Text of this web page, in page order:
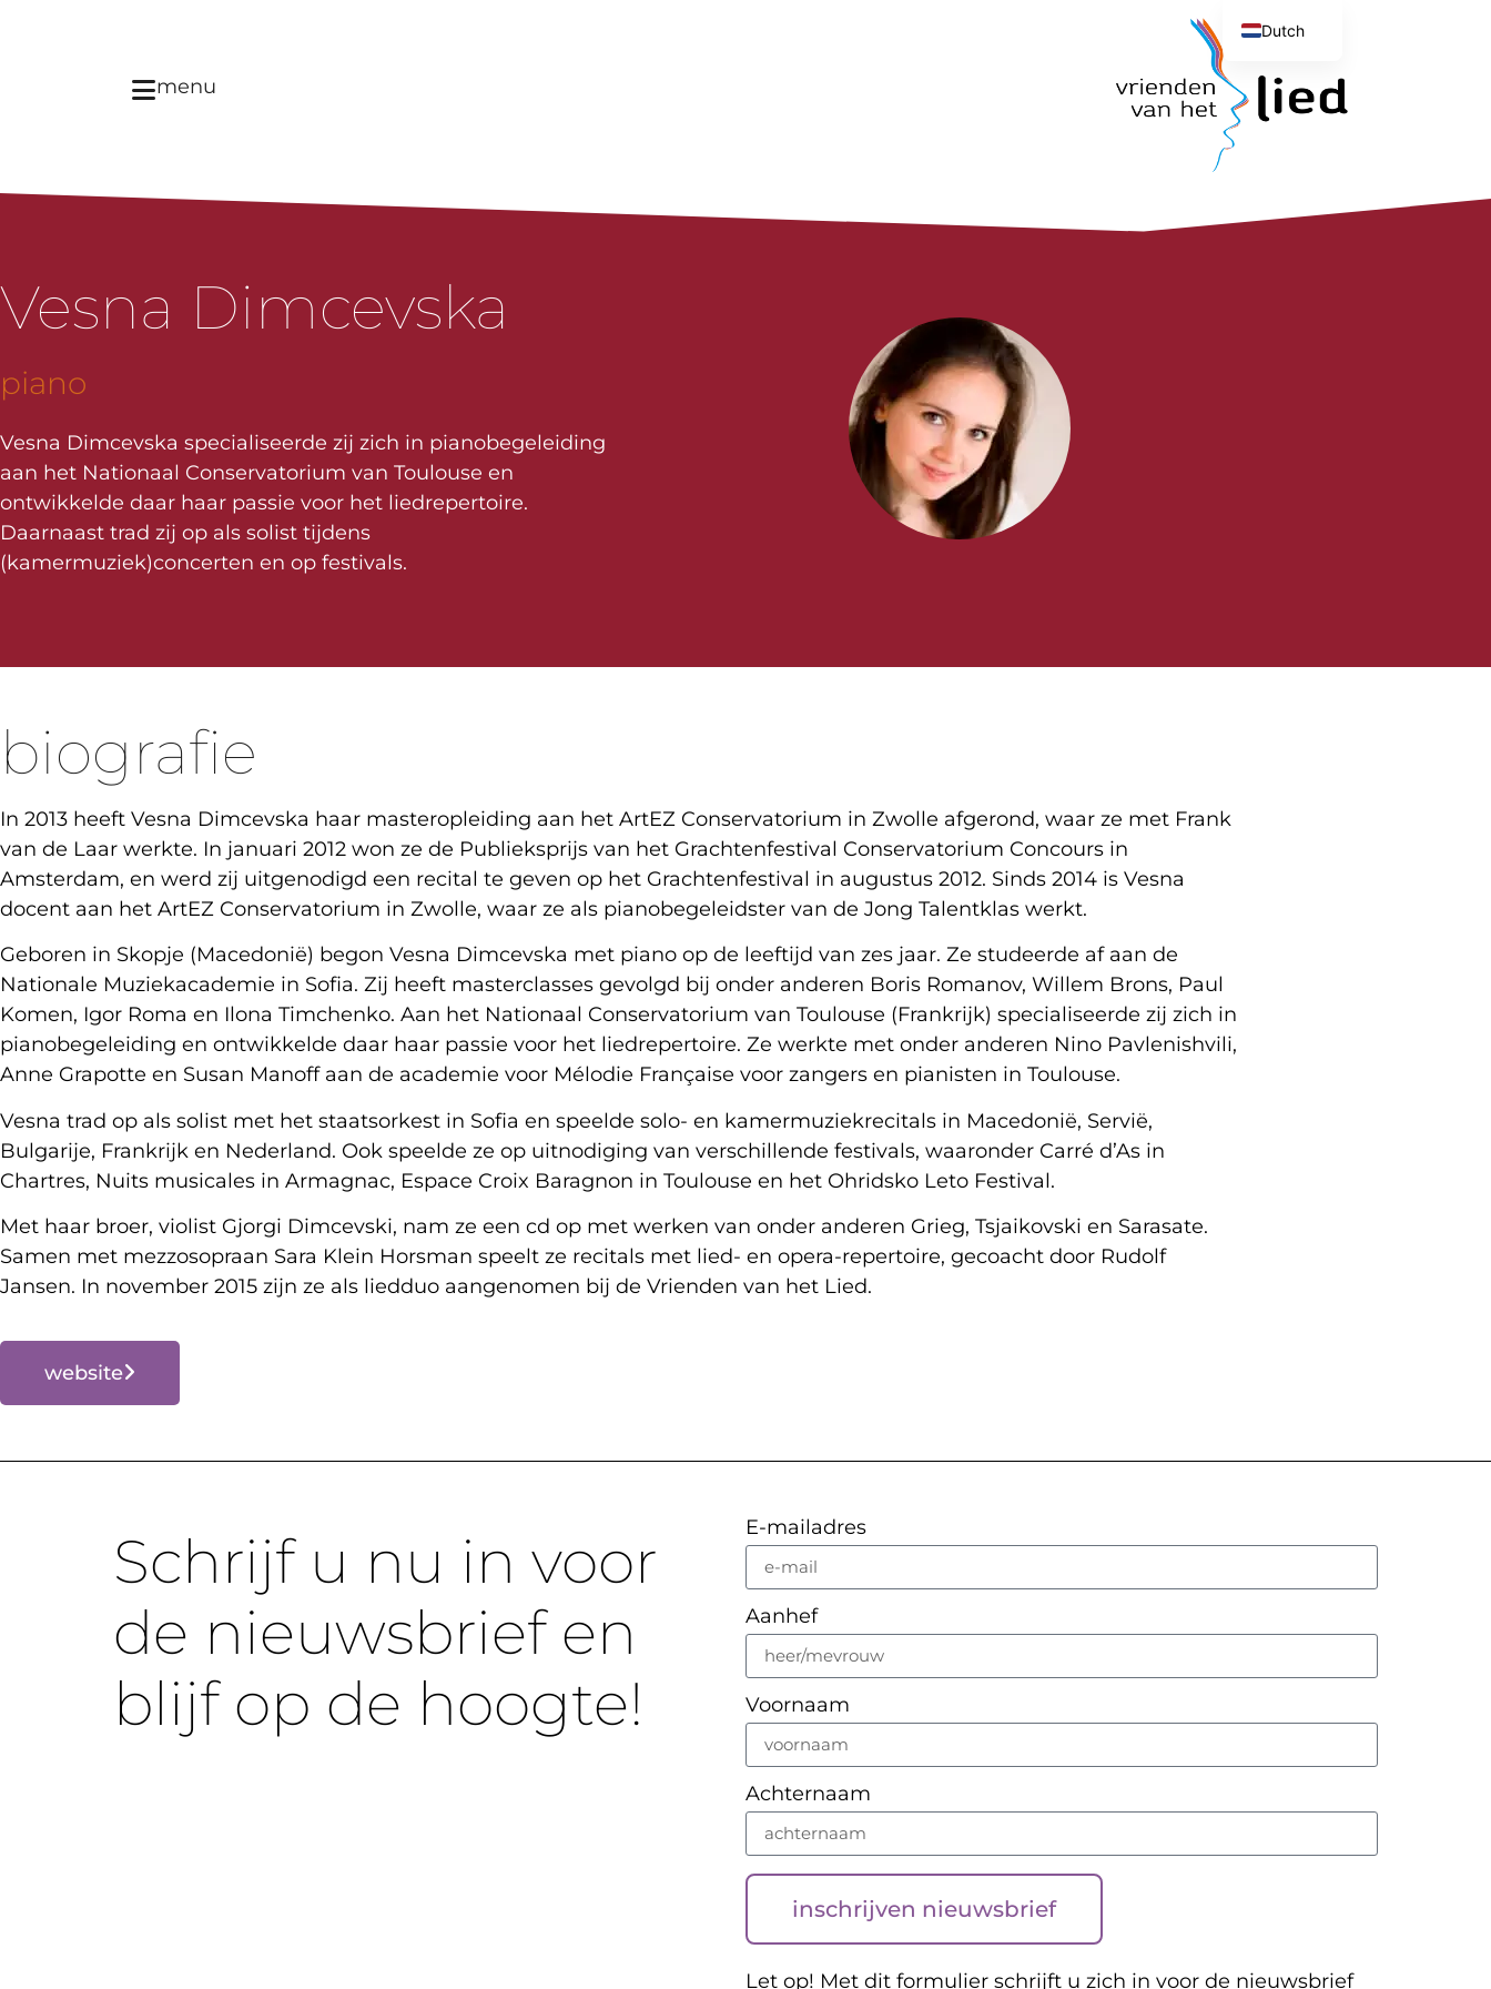
menu
Vesna Dimcevska
piano
Vesna Dimcevska specialiseerde zij zich in pianobegeleiding
aan het Nationaal Conservatorium van Toulouse en
ontwikkelde daar haar passie voor het liedrepertoire.
Daarnaast trad zij op als solist tijdens
(kamermuziek)concerten en op festivals.
biografie
In 2013 heeft Vesna Dimcevska haar masteropleiding aan het ArtEZ Conservatorium in Zwolle afgerond, waar ze met Frank
van de Laar werkte. In januari 2012 won ze de Publieksprijs van het Grachtenfestival Conservatorium Concours in
Amsterdam, en werd zij uitgenodigd een recital te geven op het Grachtenfestival in augustus 2012. Sinds 2014 is Vesna
docent aan het ArtEZ Conservatorium in Zwolle, waar ze als pianobegeleidster van de Jong Talentklas werkt.
Geboren in Skopje (Macedonië) begon Vesna Dimcevska met piano op de leeftijd van zes jaar. Ze studeerde af aan de
Nationale Muziekacademie in Sofia. Zij heeft masterclasses gevolgd bij onder anderen Boris Romanov, Willem Brons, Paul
Komen, Igor Roma en Ilona Timchenko. Aan het Nationaal Conservatorium van Toulouse (Frankrijk) specialiseerde zij zich in
pianobegeleiding en ontwikkelde daar haar passie voor het liedrepertoire. Ze werkte met onder anderen Nino Pavlenishvili,
Anne Grapotte en Susan Manoff aan de academie voor Mélodie Française voor zangers en pianisten in Toulouse.
Vesna trad op als solist met het staatsorkest in Sofia en speelde solo- en kamermuziekrecitals in Macedonië, Servië,
Bulgarije, Frankrijk en Nederland. Ook speelde ze op uitnodiging van verschillende festivals, waaronder Carré d’As in
Chartres, Nuits musicales in Armagnac, Espace Croix Baragnon in Toulouse en het Ohridsko Leto Festival.
Met haar broer, violist Gjorgi Dimcevski, nam ze een cd op met werken van onder anderen Grieg, Tsjaikovski en Sarasate.
Samen met mezzosopraan Sara Klein Horsman speelt ze recitals met lied- en opera-repertoire, gecoacht door Rudolf
Jansen. In november 2015 zijn ze als liedduo aangenomen bij de Vrienden van het Lied.
website
Schrijf u nu in voor
de nieuwsbrief en
blijf op de hoogte!
E-mailadres
Aanhef
Voornaam
Achternaam
inschrijven nieuwsbrief
Let op! Met dit formulier schrijft u zich in voor de nieuwsbrief
Dutch